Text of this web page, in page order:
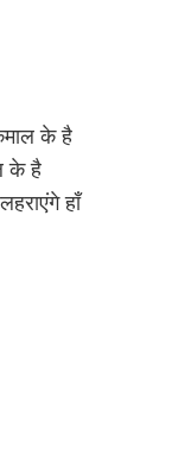
के है
के है
हाँ